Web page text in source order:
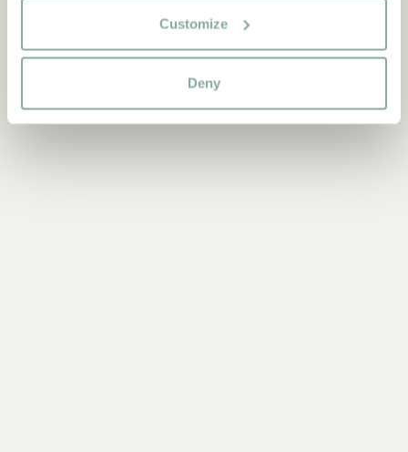
Customize
Deny
Upptäck mer från Emil i Lönneberga